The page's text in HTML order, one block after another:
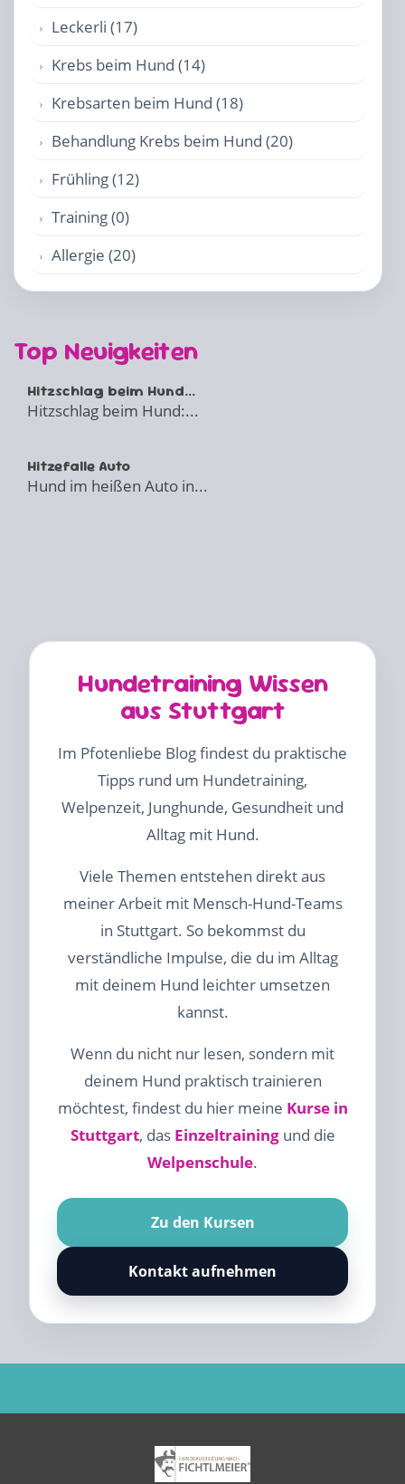
Leckerli (17)
Krebs beim Hund (14)
Krebsarten beim Hund (18)
Behandlung Krebs beim Hund (20)
Frühling (12)
Training (0)
Allergie (20)
Top Neuigkeiten
Hitzschlag beim Hund...
Hitzschlag beim Hund:...
Hitzefalle Auto
Hund im heißen Auto in...
Hundetraining Wissen
aus Stuttgart
Im Pfotenliebe Blog findest du praktische
Tipps rund um Hundetraining,
Welpenzeit, Junghunde, Gesundheit und
Alltag mit Hund.
Viele Themen entstehen direkt aus
meiner Arbeit mit Mensch-Hund-Teams
in Stuttgart. So bekommst du
verständliche Impulse, die du im Alltag
mit deinem Hund leichter umsetzen
kannst.
Wenn du nicht nur lesen, sondern mit
deinem Hund praktisch trainieren
möchtest, findest du hier meine Kurse in
Stuttgart, das Einzeltrainingund die
Welpenschule.
Zu den Kursen
Kontakt aufnehmen